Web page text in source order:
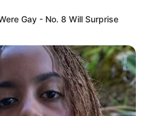
Gay - No. 8 Will Surprise